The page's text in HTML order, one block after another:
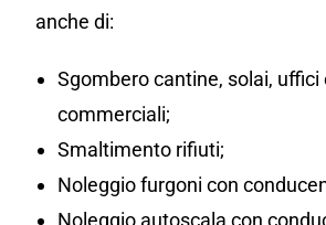
anche di:
Sgombero cantine, solai,
commerciali;
Smaltimento rifiuti;
Noleggio furgoni con
Noleggio autoscala con